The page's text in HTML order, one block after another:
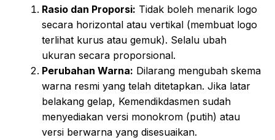
Rasio dan Proporsi: Tidak boleh menarik logo
secara horizontal atau vertikal (membuat logo
terlihat kurus atau gemuk). Selalu ubah
ukuran secara proporsional.
Perubahan Warna: Dilarang mengubah skema
warna resmi yang telah ditetapkan. Jika latar
belakang gelap, Kemendikdasmen sudah
menyediakan versi monokrom (putih) atau
versi berwarna yang disesuaikan.